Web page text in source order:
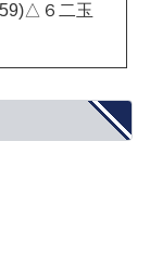
６二玉